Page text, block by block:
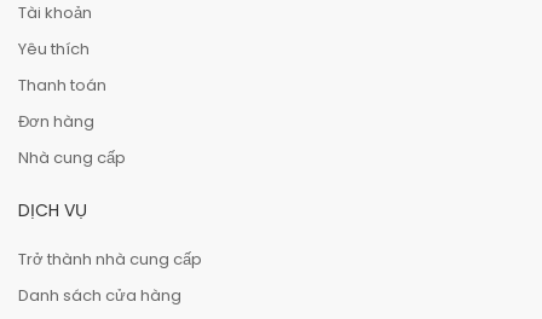
Tài khoản
Yêu thích
Thanh toán
Đơn hàng
Nhà cung cấp
DỊCH VỤ
Trở thành nhà cung cấp
Danh sách cửa hàng